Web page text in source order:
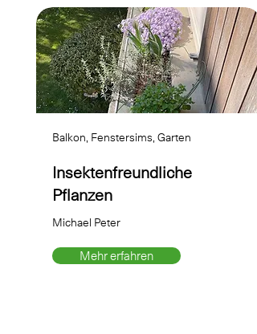
Balkon, Fenstersims, Garten
Insektenfreundliche
Pflanzen
Michael Peter
Mehr erfahren